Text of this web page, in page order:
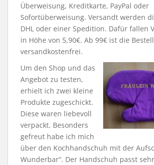
Überweisung, Kreditkarte, PayPal oder
Sofortüberweisung. Versandt werden
DHL oder einer Spedition. Dafür fallen
in Höhe von 5,90€. Ab 99€ ist die
versandkostenfrei.
Um den Shop und das
Angebot zu testen,
erhielt ich zwei kleine
Produkte zugeschickt.
Diese waren liebevoll
verpackt. Besonders
gefreut habe ich mich
über den Kochhandschuh mit der
Wunderbar“. Der Handschuh passt